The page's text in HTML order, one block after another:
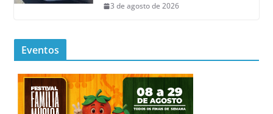
3 de agosto de 2026
Eventos